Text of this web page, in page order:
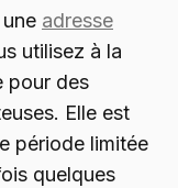
adresse
utilisez à la
pour des
Elle est
période limitée
quelques